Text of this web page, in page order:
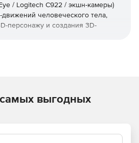
/ Logitech C922 / экшн-камеры)
человеческого тела,
персонажу и создания 3D-
самых выгодных